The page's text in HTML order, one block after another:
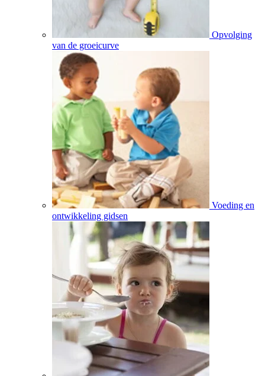
Opvolging
van de groeicurve
Voeding en
ontwikkeling gidsen